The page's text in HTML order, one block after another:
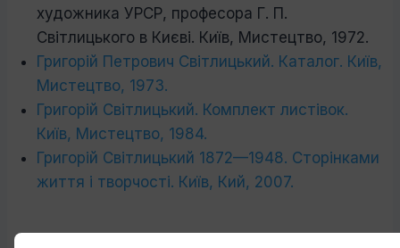
художника УРСР, професора Г. П.
Світлицького в Києві. Київ, Мистецтво, 1972.
Григорій Петрович Світлицький. Каталог. Київ,
Мистецтво, 1973.
Григорій Світлицький. Комплект листівок.
Київ, Мистецтво, 1984.
Григорій Світлицький 1872—1948. Сторінками
життя і творчості. Київ, Кий, 2007.